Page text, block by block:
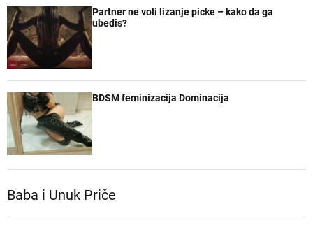
Partner ne voli lizanje picke – kako da ga
ubedis?
BDSM feminizacija Dominacija
Baba i Unuk Priče